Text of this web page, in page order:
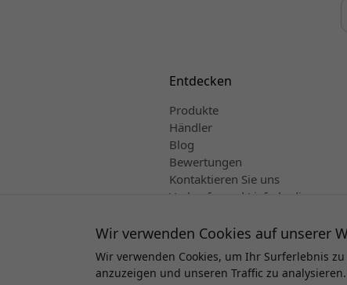
Entdecken
Produkte
Händler
Blog
Bewertungen
Kontaktieren Sie uns
Verkaufs- und Lieferbedingungen
Wir verwenden Cookies auf unserer
Wir verwenden Cookies, um Ihr Surferlebnis
anzuzeigen und unseren Traffic zu